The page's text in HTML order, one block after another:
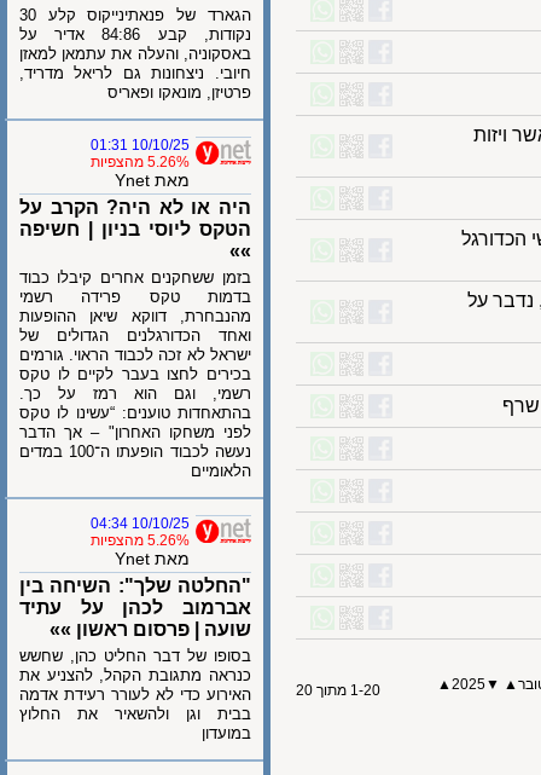
על
▲
▼
2025▲ 1-20 מתוך 20
הגארד של פנאתינייקוס קלע 30
נקודות, קבע 84:86 אדיר על
באסקוניה, והעלה את עתמאן למאזן
חיובי. ניצחונות גם לריאל מדריד,
פרטיזן, מונאקו ופאריס
10/10/25 01:31
5.26% מהצפיות
מאת Ynet
היה או לא היה? הקרב על
הטקס ליוסי בניון | חשיפה
בזמן ששחקנים אחרים קיבלו כבוד
בדמות טקס פרידה רשמי
מהנבחרת, דווקא שיאן ההופעות
ואחד הכדורגלנים הגדולים של
ישראל לא זכה לכבוד הראוי. גורמים
בכירים לחצו בעבר לקיים לו טקס
רשמי, וגם הוא רמז על כך.
בהתאחדות טוענים: “עשינו לו טקס
לפני משחקו האחרון" – אך הדבר
נעשה לכבוד הופעתו ה־100 במדים
הלאומיים
10/10/25 04:34
5.26% מהצפיות
מאת Ynet
"החלטה שלך": השיחה בין
אברמוב לכהן על עתיד
שועה | פרסום ראשון »»
בסופו של דבר החליט כהן, שחשש
כנראה מתגובת הקהל, להצניע את
האירוע כדי לא לעורר רעידת אדמה
בבית וגן ולהשאיר את החלוץ
במועדון